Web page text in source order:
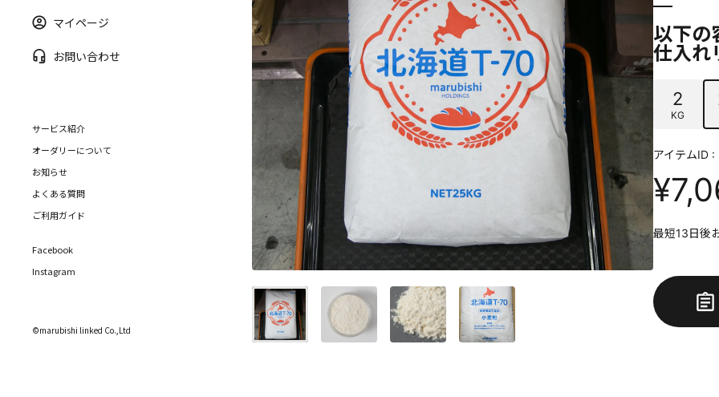
マイページ
お問い合わせ
サービス紹介
オーダリーについて
お知らせ
よくある質問
ご利用ガイド
Facebook
Instagram
©marubishi linked Co.,Ltd
以下の
仕入れ
2
KG
アイテムID
最短13日後